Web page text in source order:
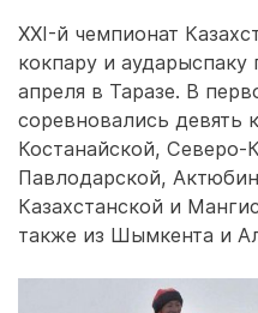
XXI-й чемпионат
кокпару и
апреля в Таразе. В
соревновались девять
Костанайской, Северо-
Павлодарской,
Казахстанской и
также из Шымкента и